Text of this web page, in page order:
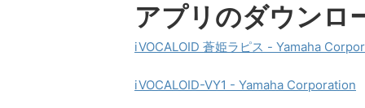
アプリのダウンロ
iVOCALOID 蒼姫ラピス - Yamaha
iVOCALOID-VY1 - Yamaha Corporation